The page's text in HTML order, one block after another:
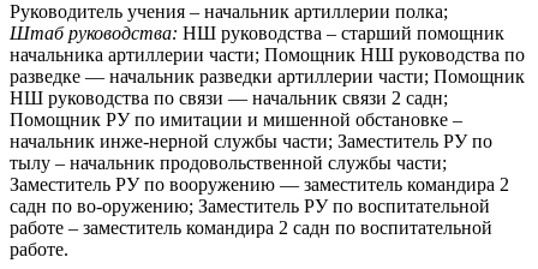
Руководитель учения – начальник артиллерии полка;
Штаб руководства: НШ руководства – старший помощник
начальника артиллерии части; Помощник НШ руководства по
разведке — начальник разведки артиллерии части; Помощник
НШ руководства по связи — начальник связи 2 садн;
Помощник РУ по имитации и мишенной обстановке –
начальник инже-нерной службы части; Заместитель РУ по
тылу – начальник продовольственной службы части;
Заместитель РУ по вооружению — заместитель командира 2
садн по во-оружению; Заместитель РУ по воспитательной
работе – заместитель командира 2 садн по воспитательной
работе.